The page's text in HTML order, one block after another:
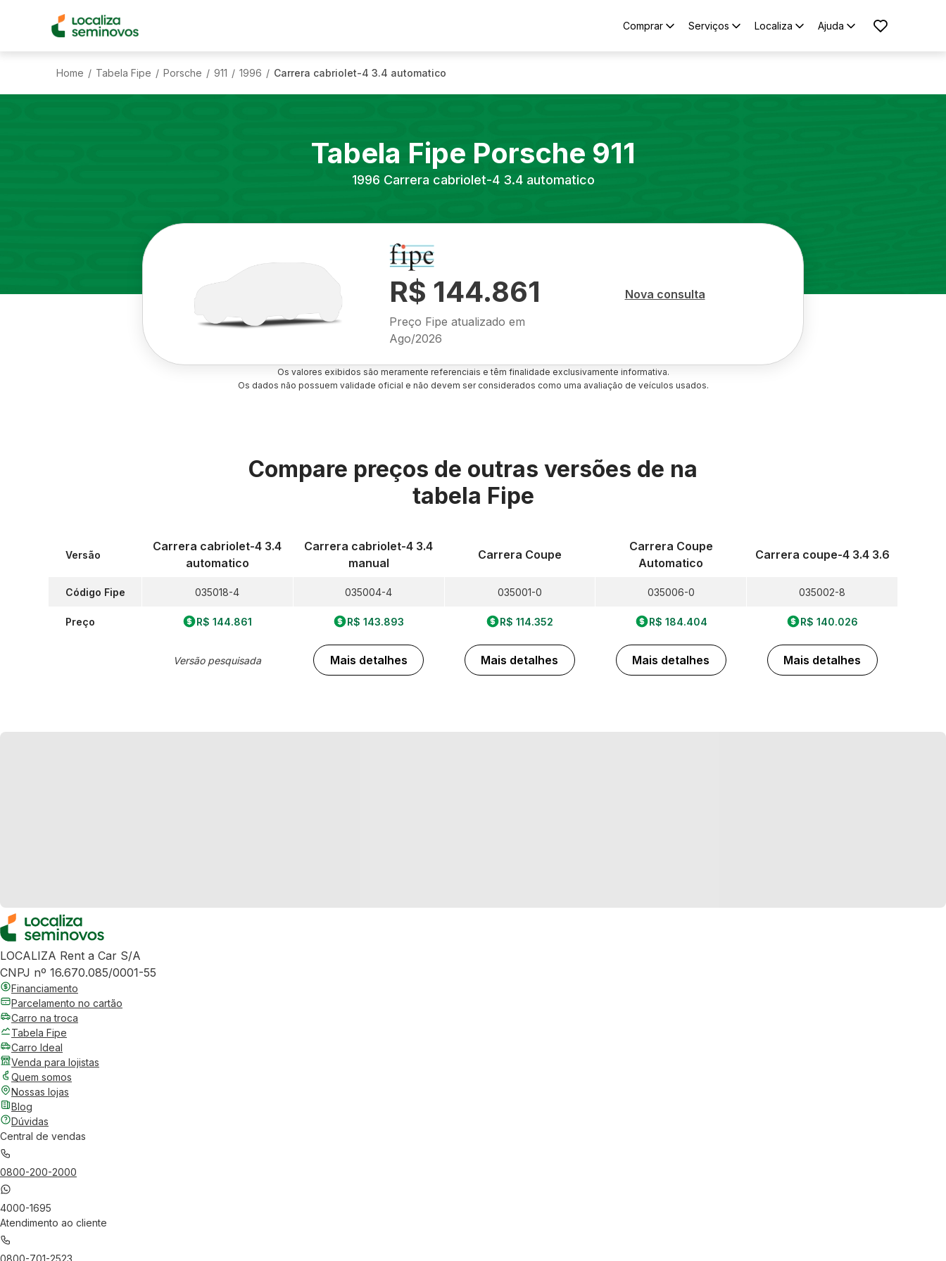
Comprar Serviços Localiza Ajuda
Home / Tabela Fipe / Porsche / 911 / 1996 / Carrera cabriolet-4 3.4 automatico
Tabela Fipe Porsche 911
1996 Carrera cabriolet-4 3.4 automatico
R$ 144.861
Preço Fipe atualizado em
Ago/2026
Nova consulta
Os valores exibidos são meramente referenciais e têm finalidade exclusivamente informativa.
Os dados não possuem validade oficial e não devem ser considerados como uma avaliação de veículos usados.
Compare preços de outras versões de na
tabela Fipe
Versão
Código Fipe
Preço
Carrera cabriolet-4 3.4
automatico
035018-4
R$ 144.861
Versão pesquisada
Carrera cabriolet-4 3.4
manual
035004-4
R$ 143.893
Mais detalhes
Carrera Coupe
035001-0
R$ 114.352
Mais detalhes
Carrera Coupe
Automatico
035006-0
R$ 184.404
Mais detalhes
Carrera coupe-4 3.4 3.6
035002-8
R$ 140.026
Mais detalhes
LOCALIZA Rent a Car S/A
CNPJ nº 16.670.085/0001-55
Financiamento
Parcelamento no cartão
Carro na troca
Tabela Fipe
Carro Ideal
Venda para lojistas
Quem somos
Nossas lojas
Blog
Dúvidas
Central de vendas
0800-200-2000
4000-1695
Atendimento ao cliente
0800-701-2523